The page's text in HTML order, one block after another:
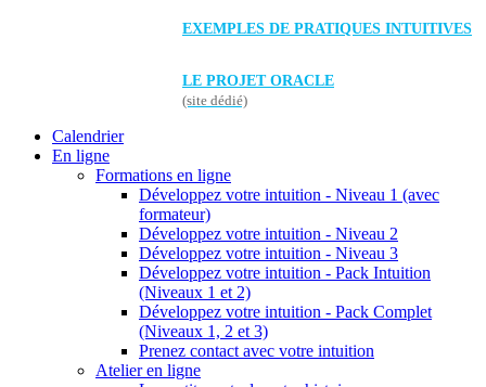
EXEMPLES DE PRATIQUES INTUITIVES
LE PROJET ORACLE
(site dédié)
Calendrier
En ligne
Formations en ligne
Développez votre intuition - Niveau 1 (avec
formateur)
Développez votre intuition - Niveau 2
Développez votre intuition - Niveau 3
Développez votre intuition - Pack Intuition
(Niveaux 1 et 2)
Développez votre intuition - Pack Complet
(Niveaux 1, 2 et 3)
Prenez contact avec votre intuition
Atelier en ligne